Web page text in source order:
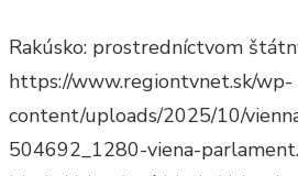
Rakúsko: prostredníctvom
https://www.regiontvnet.sk/wp-
content/uploads/2025/10/
504692_1280-viena-